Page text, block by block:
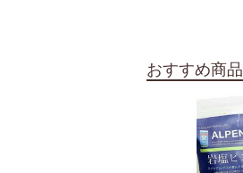
おすすめ商品